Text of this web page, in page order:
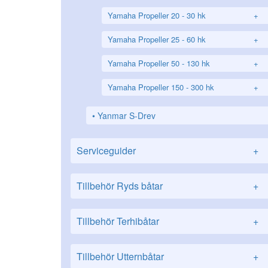
Yamaha Propeller 20 - 30 hk +
Yamaha Propeller 25 - 60 hk +
Yamaha Propeller 50 - 130 hk +
Yamaha Propeller 150 - 300 hk +
Yanmar S-Drev
Serviceguider +
Tillbehör Ryds båtar +
Tillbehör Terhibåtar +
Tillbehör Utternbåtar +